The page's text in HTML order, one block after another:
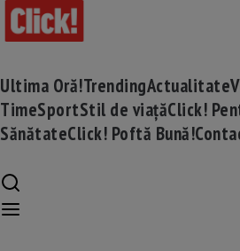
Ultima Oră!TrendingActualitate
TimeSportStil de viațăClick!
SănătateClick! Poftă Bună!